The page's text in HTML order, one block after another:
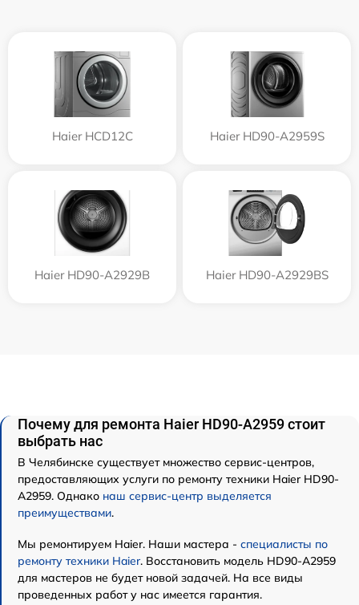
Haier HCD12C Haier HD90-A2959S
Haier HD90-A2929B Haier HD90-A2929BS
Почему для ремонта Haier HD90-A2959 стоит
выбрать нас
В Челябинске существует множество сервис-центров,
предоставляющих услуги по ремонту техники Haier HD90-
A2959. Однако наш сервис-центр выделяется
преимуществами.
Мы ремонтируем Haier. Наши мастера - специалисты по
ремонту техники Haier. Восстановить модель HD90-A2959
для мастеров не будет новой задачей. На все виды
проведенных работ у нас имеется гарантия.